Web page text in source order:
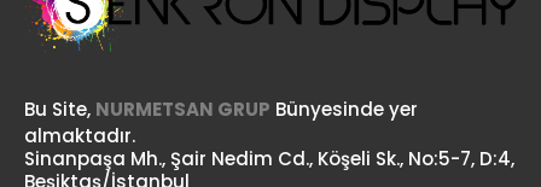
Bu Site, NURMETSAN GRUP Bünyesinde yer
almaktadır.
Sinanpaşa Mh., Şair Nedim Cd., Köşeli Sk., No:5-7, D:4,
Beşiktaş/İstanbul